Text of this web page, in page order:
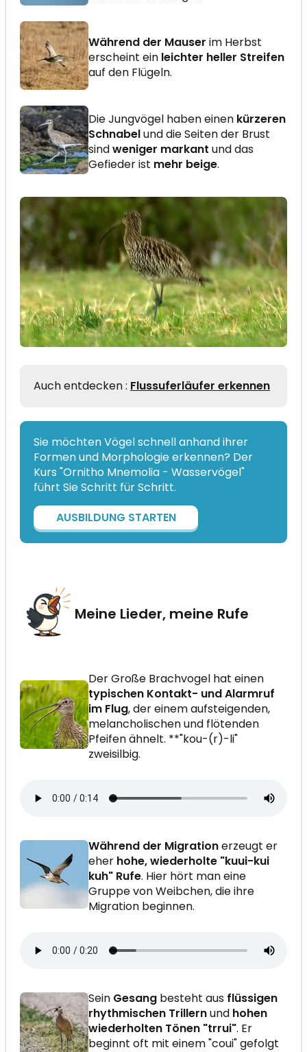
Während der Mauser im Herbst
erscheint ein leichter heller Streifen
auf den Flügeln.
Die Jungvögel haben einen kürzeren
Schnabelund die Seiten der Brust
sindweniger markant und das
Gefieder ist mehr beige.
Auch entdecken : Flussuferläufer erkennen
Sie möchten Vögel schnell anhand ihrer
Formen und Morphologie erkennen? Der
Kurs "Ornitho Mnemolia - Wasservögel"
führt Sie Schritt für Schritt.
AUSBILDUNG STARTEN
Meine Lieder, meine Rufe
Der Große Brachvogel hat einen
typischen Kontakt- und Alarmruf
im Flug, der einem aufsteigenden,
melancholischen und flötenden
Pfeifen ähnelt. **"kou-(r)-li"
zweisilbig.
Während der Migrationerzeugt er
eher hohe, wiederholte "kuui-kui
kuh" Rufe. Hier hört man eine
Gruppe von Weibchen, die ihre
Migration beginnen.
Sein Gesang besteht aus flüssigen
rhythmischen Trillernund hohen
wiederholten Tönen "trrui". Er
beginnt oft mit einem "coui" gefolgt